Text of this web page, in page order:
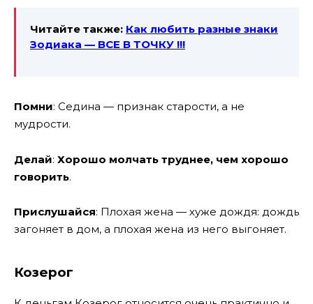
Читайте также: Как любить разные знаки
Зодиака — ВСЕ В ТОЧКУ !!!
Помни: Седина — признак старости, а не
мудрости.
Делай: Хорошо молчать труднее, чем хорошо
говорить.
Прислушайся: Плохая жена — хуже дождя: дождь
загоняет в дом, а плохая жена из него выгоняет.
Козерог